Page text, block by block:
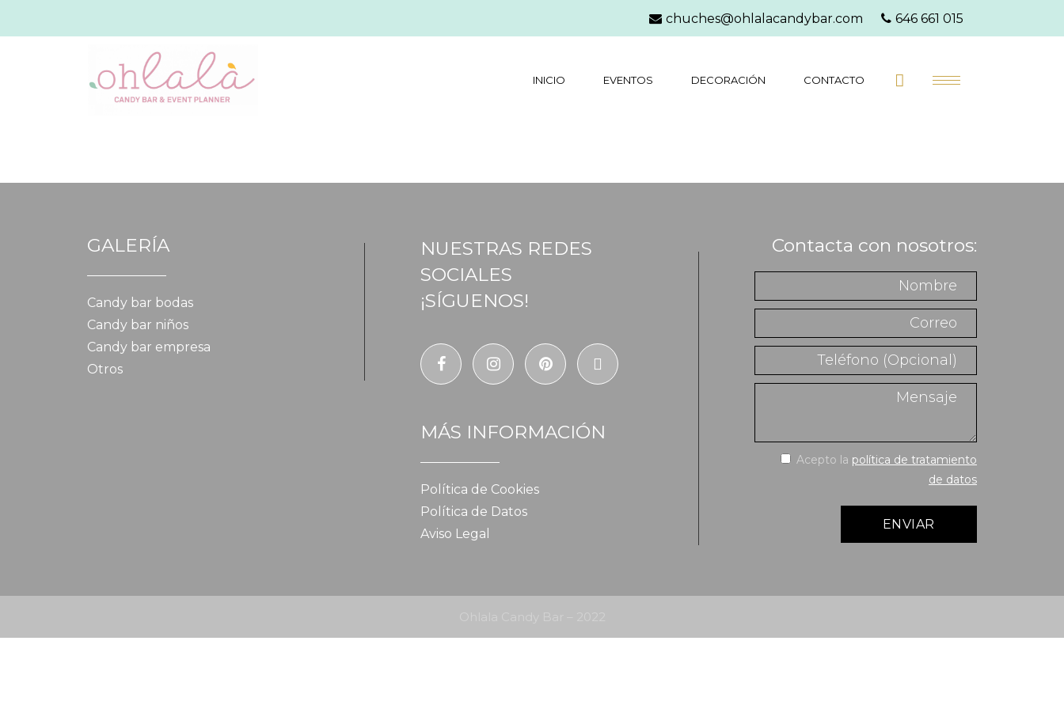
chuches@ohlalacandybar.com 646 661 015
INICIO EVENTOS DECORACIÓN CONTACTO
GALERÍA
Candy bar bodas
Candy bar niños
Candy bar empresa
Otros
NUESTRAS REDES
SOCIALES
¡SÍGUENOS!
MÁS INFORMACIÓN
Política de Cookies
Política de Datos
Aviso Legal
Contacta con nosotros:
Acepto la política de tratamiento
de datos